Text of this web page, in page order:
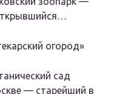
огород»
сад
— старейший в